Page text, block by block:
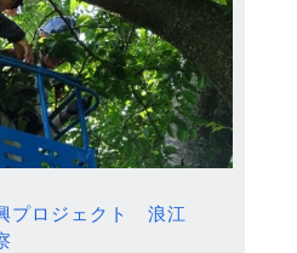
プロジェクト 浪江